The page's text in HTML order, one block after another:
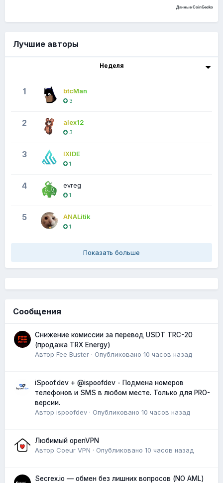
Данные CoinGecko
Лучшие авторы
Неделя
1 btcMan
3
2 alex12
3
3 IXIDE
1
4 evreg
1
5 ANALitik
1
Показать больше
Сообщения
Снижение комиссии за перевод USDT TRC-20
(продажа TRX Energy)
Автор Fee Buster · Опубликовано 10 часов назад
iSpoof.dev + @ispoofdev - Подмена номеров
телефонов и SMS в любом месте. Только для PRO-
версии.
Автор ispoofdev · Опубликовано 10 часов назад
Любимый openVPN
Автор Coeur VPN · Опубликовано 10 часов назад
Secrex.io — обмен без лишних вопросов (NO AML)